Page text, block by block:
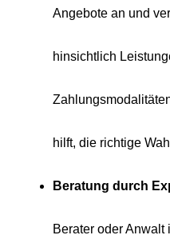
Angebote an und
hinsichtlich
hilft, die richtige
Beratung durch
Berater oder